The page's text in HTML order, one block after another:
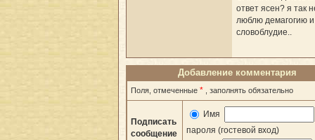
ответ ясен? я так
люблю демагогию и
словоблудие..
Добавление комментария
Поля, отмеченные * , заполнять обязательно
Подписать
сообщение
Имя
пароля (гостевой вход)